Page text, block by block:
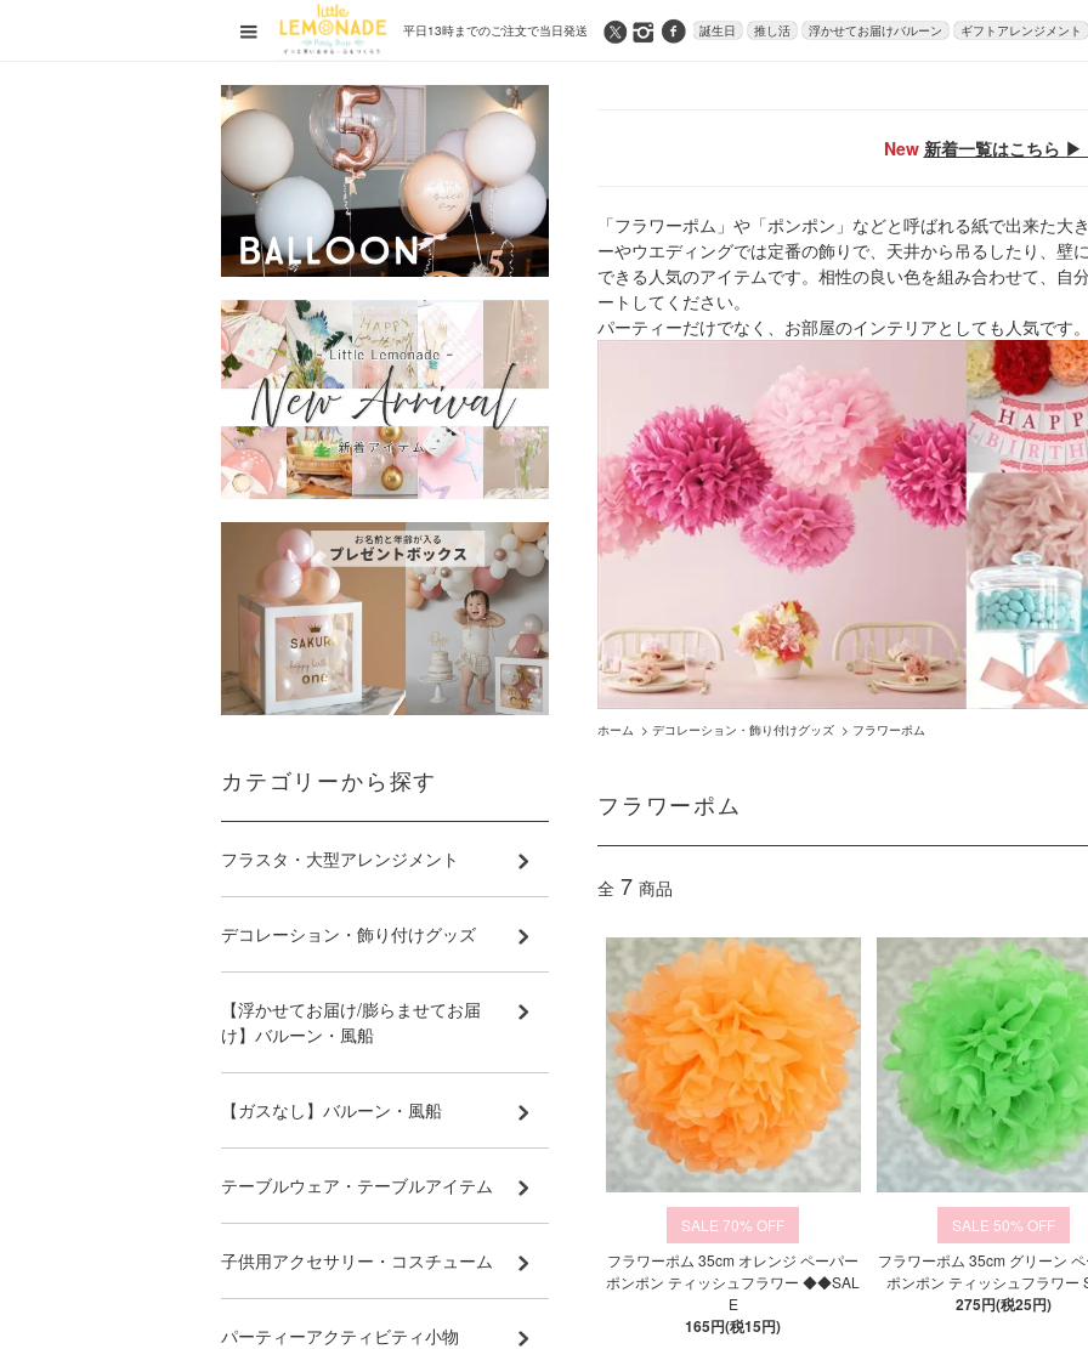
平日13時までのご注文で当日発送 誕生日 推し活 浮かせてお届けバルーン ギフトアレンジメント
New 新着一覧はこちら
「フラワーポム」や「ポンポン」などと呼ばれる紙で出来た大
ーやウエディングでは定番の飾りで、天井から吊るしたり、壁
できる人気のアイテムです。相性の良い色を組み合わせて、自
ートしてください。
パーティーだけでなく、お部屋のインテリアとしても人気です。
ホーム > デコレーション・飾り付けグッズ > フラワーポム
フラワーポム
全 7 商品
70%
フラワーポム 35cm オレンジ ペーパー
ポンポン ティッシュフラワー ◆◆SAL
E
165円(税15円)
50%
フラワーポム 35cm グリーン
ポンポン ティッシュフラワー
275円(税25円)
カテゴリーから探す
フラスタ・大型アレンジメント
デコレーション・飾り付けグッズ
【浮かせてお届け/膨らませてお届
け】バルーン・風船
【ガスなし】バルーン・風船
テーブルウェア・テーブルアイテム
子供用アクセサリー・コスチューム
パーティーアクティビティ小物